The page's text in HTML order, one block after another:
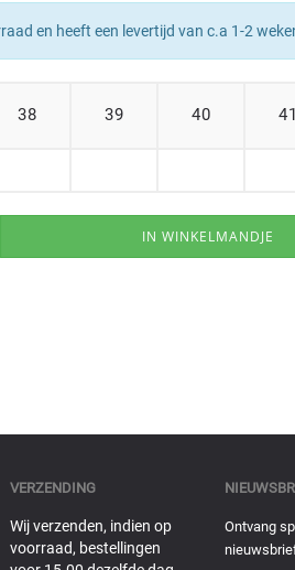
en heeft een levertijd van c.a 1-2
38 39 40 41
VERZENDING
Wij verzenden, indien op
voorraad, bestellingen
Ontvang